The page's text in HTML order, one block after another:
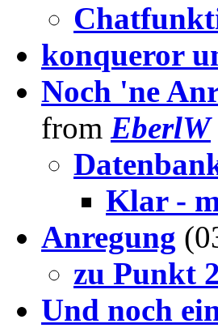
konqueror
Noch 'ne
from EberlW
Klar -
Anregung
zu Punkt
Und noch